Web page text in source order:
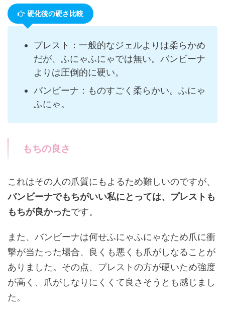
硬化後の硬さ比較
プレスト：一般的なジェルよりは柔らかめ
だが、ふにゃふにゃでは無い。バンビーナ
よりは圧倒的に硬い。
バンビーナ：ものすごく柔らかい。ふにゃ
ふにゃ。
もちの良さ
これはその人の爪質にもよるため難しいのですが、
バンビーナでもちがいい私にとっては、プレストも
もちが良かったです。
また、バンビーナは何せふにゃふにゃなため爪に衝
撃が当たった場合、良くも悪くも爪がしなることが
ありました。その点、プレストの方が硬いため強度
が高く、爪がしなりにくくて良さそうとも感じまし
た。